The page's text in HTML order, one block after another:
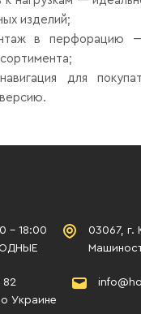
изделий;
в перфорацию
для
- 18:00
03067, г.
82
Украине